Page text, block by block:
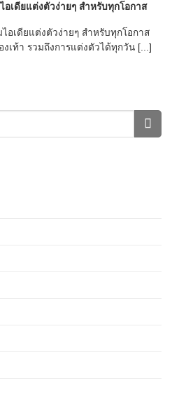
เดียแต่งตัวง่ายๆ สำหรับทุกโอกาส
อเดียแต่งตัวง่ายๆ สำหรับทุกโอกาส
งเท้า รวมถึงการแต่งตัวได้ทุกวัน [...]